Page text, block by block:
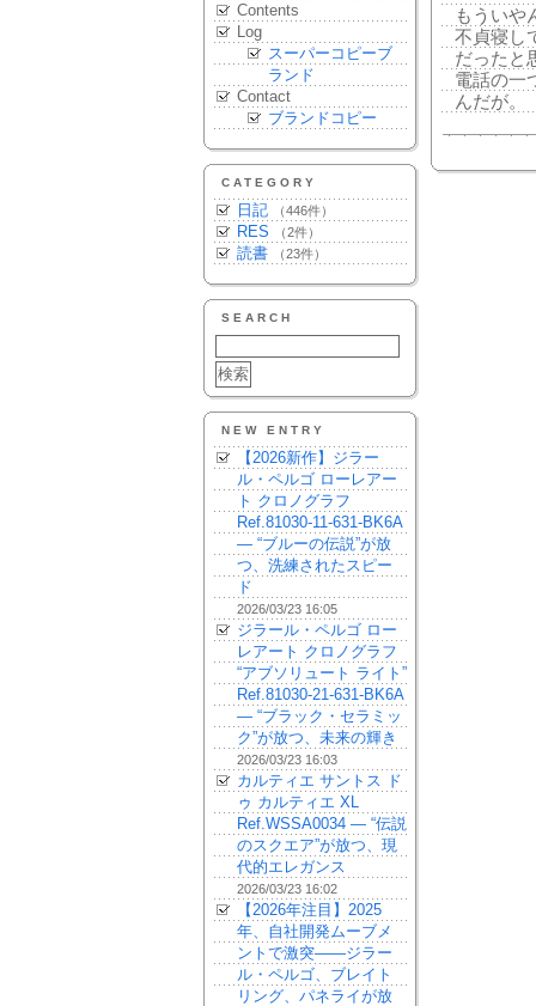
もういや
不貞寝し
だったと
電話の一
んだが。
Contents
Log
スーパーコピーブ
ランド
Contact
ブランドコピー
CATEGORY
日記 （446件）
RES （2件）
読書 （23件）
SEARCH
NEW ENTRY
【2026新作】ジラー
ル・ペルゴ ローレアー
ト クロノグラフ
Ref.81030-11-631-BK6A
— “ブルーの伝説”が放
つ、洗練されたスピー
ド
2026/03/23 16:05
ジラール・ペルゴ ロー
レアート クロノグラフ
“アブソリュート ライト”
Ref.81030-21-631-BK6A
— “ブラック・セラミッ
ク”が放つ、未来の輝き
2026/03/23 16:03
カルティエ サントス ド
ゥ カルティエ XL
Ref.WSSA0034 — “伝説
のスクエア”が放つ、現
代的エレガンス
2026/03/23 16:02
【2026年注目】2025
年、自社開発ムーブメ
ントで激突——ジラー
ル・ペルゴ、ブレイト
リング、パネライが放